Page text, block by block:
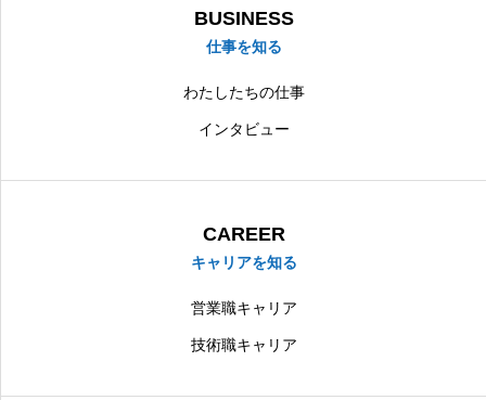
サイトマップ
BUSINESS
仕事を知る
わたしたちの仕事
インタビュー
CAREER
キャリアを知る
営業職キャリア
技術職キャリア